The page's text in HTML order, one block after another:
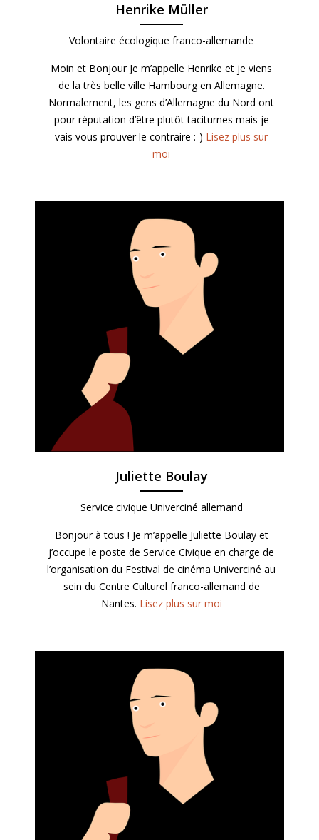
Henrike Müller
Volontaire écologique franco-allemande
Moin et Bonjour Je m’appelle Henrike et je viens
de la très belle ville Hambourg en Allemagne.
Normalement, les gens d’Allemagne du Nord ont
pour réputation d’être plutôt taciturnes mais je
vais vous prouver le contraire :-) Lisez plus sur
moi
Juliette Boulay
Service civique Univerciné allemand
Bonjour à tous ! Je m’appelle Juliette Boulay et
j’occupe le poste de Service Civique en charge de
l’organisation du Festival de cinéma Univerciné au
sein du Centre Culturel franco-allemand de
Nantes. Lisez plus sur moi